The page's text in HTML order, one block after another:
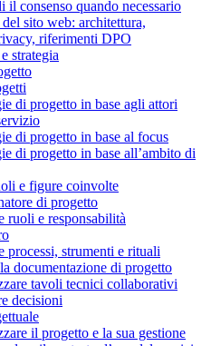
il consenso quando necessario
sito web: architettura,
riferimenti DPO
strategia
di progetto in base agli attori
di progetto in base al focus
di progetto in base all’ambito di
e figure coinvolte
di progetto
ruoli e responsabilità
processi, strumenti e rituali
documentazione di progetto
tavoli tecnici collaborativi
decisioni
il progetto e la sua gestione